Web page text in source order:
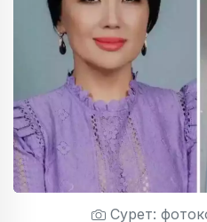
Сурет: